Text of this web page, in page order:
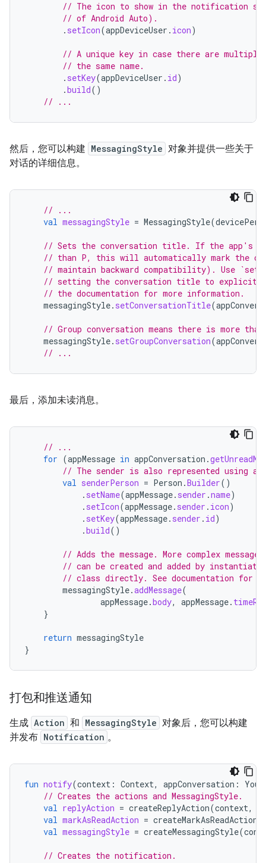
// The icon to show in the notification
// of Android Auto).
. setIcon(appDeviceUser . icon)
// A unique key in case there are
// the same name.
. setKey(appDeviceUser . id)
.build()
// ...
然后，您可以构建 MessagingStyle 对象并提供一些关于
对话的详细信息。
// ...
val messagingStyle = MessagingStyle(
// Sets the conversation title. If the app's
// than P, this will automatically mark the
// maintain backward compatibility). Use
// setting the conversation title to explicitly
// the documentation for more information.
messagingStyle. setConversationTitle(
// Group conversation means there is more
messagingStyle. setGroupConversation(
// ...
最后，添加未读消息。
// ...
for (appMessage in appConversation .
// The sender is also represented using a
val senderPerson = Person .Builder()
. setName(appMessage. sender .name)
. setIcon(appMessage. sender . icon)
. setKey(appMessage. sender . id)
.build()
// Adds the message. More complex
// can be created and added by
// class directly. See documentation for
messagingStyle.addMessage(
appMessage.body, appMessage.
}
return messagingStyle
}
打包和推送通知
生成 Action 和 MessagingStyle 对象后，您可以构建
并发布 Notification 。
fun notify(context : Context, appConversation :
// Creates the actions and MessagingStyle.
val replyAction = createReplyAction(context,
val markAsReadAction = createMarkAsReadAction
val messagingStyle = createMessagingStyle(
// Creates the notification.